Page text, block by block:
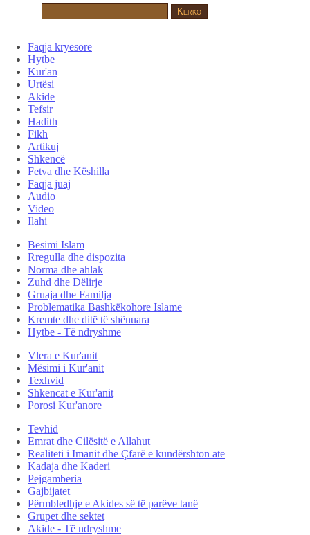
Faqja kryesore
Hytbe
Kur'an
Urtësi
Akide
Tefsir
Hadith
Fikh
Artikuj
Shkencë
Fetva dhe Këshilla
Faqja juaj
Audio
Video
Ilahi
Besimi Islam
Rregulla dhe dispozita
Norma dhe ahlak
Zuhd dhe Dëlirje
Gruaja dhe Familja
Problematika Bashkëkohore Islame
Kremte dhe ditë të shënuara
Hytbe - Të ndryshme
Vlera e Kur'anit
Mësimi i Kur'anit
Texhvid
Shkencat e Kur'anit
Porosi Kur'anore
Tevhid
Emrat dhe Cilësitë e Allahut
Realiteti i Imanit dhe Çfarë e kundërshton ate
Kadaja dhe Kaderi
Pejgamberia
Gajbijatet
Përmbledhje e Akides së të parëve tanë
Grupet dhe sektet
Akide - Të ndryshme